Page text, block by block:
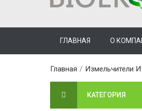
ГЛАВНАЯ О
Главная / Измельчители
КАТЕГОРИЯ